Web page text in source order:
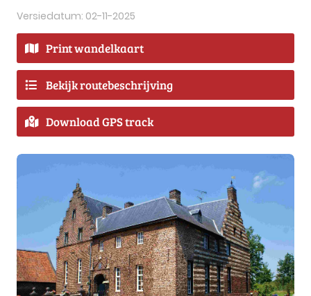
Versiedatum: 02-11-2025
Print wandelkaart
Bekijk routebeschrijving
Download GPS track